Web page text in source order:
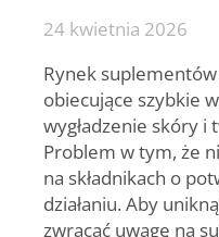
24 kwietnia 2026
Rynek
obiecujące szybkie
wygładzenie skóry i
Problem w tym, że
na składnikach o
działaniu. Aby
zwracać uwagę na